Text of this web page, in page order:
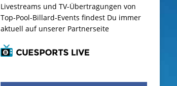
Livestreams und TV-Übertragungen von
Top-Pool-Billard-Events findest Du immer
aktuell auf unserer Partnerseite